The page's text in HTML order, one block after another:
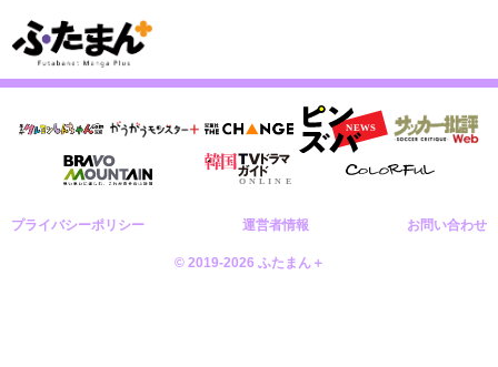
プライバシーポリシー 運営者情報 お問い合わせ
© 2019-2026 ふたまん＋